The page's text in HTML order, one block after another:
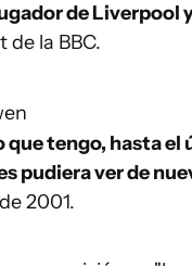
de Liverpool
de la BBC.
que tengo, hasta
pudiera ver de
2001.